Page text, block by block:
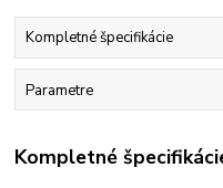
Kompletné špecifikácie
Parametre
Kompletné